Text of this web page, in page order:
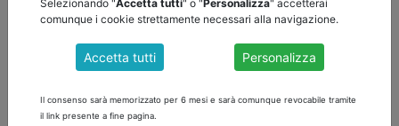
home notizie comunicazioni/torna indietro
DEI CONTI AL 28 FEBBRAIO 2022
Selezionando "Accetta tutti" o "Personalizza" accetterai
comunque i cookie strettamente necessari alla navigazione.
Accetta tutti Personalizza
Il consenso sarà memorizzato per 6 mesi e sarà comunque revocabile tramite
il link presente a fine pagina.